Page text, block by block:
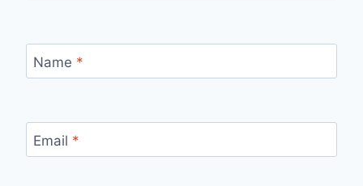
Name *
Email *